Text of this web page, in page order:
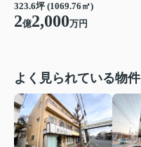
323.6坪 (1069.76㎡)
2億2,000万円
よく見られている物件